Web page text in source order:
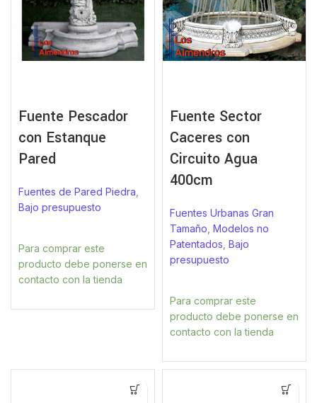
Fuente Pescador
con Estanque
Pared
Fuentes de Pared Piedra
Bajo presupuesto
Para comprar este
producto debe ponerse en
contacto con la tienda
Fuente Sector
Caceres con
Circuito Agua
400cm
Fuentes Urbanas Gran
Tamaño Modelos no
Patentados Bajo
presupuesto
Para comprar este
producto debe ponerse en
contacto con la tienda